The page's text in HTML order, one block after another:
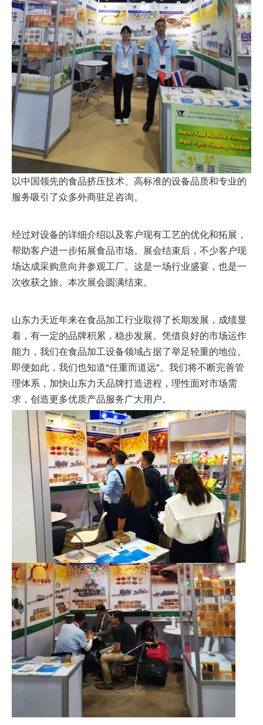
以中国领先的食品挤压技术、高标准的设备品质和专业的
服务吸引了众多外商驻足咨询。
经过对设备的详细介绍以及客户现有工艺的优化和拓展，
帮助客户进一步拓展食品市场。展会结束后，不少客户现
场达成采购意向并参观工厂。这是一场行业盛宴，也是一
次收获之旅。本次展会圆满结束。
山东力天近年来在食品加工行业取得了长期发展，成绩显
着，有一定的品牌积累，稳步发展。凭借良好的市场运作
能力，我们在食品加工设备领域占据了举足轻重的地位。
即便如此，我们也知道“任重而道远”。我们将不断完善管
理体系，加快山东力天品牌打造进程，理性面对市场需
求，创造更多优质产品服务广大用户。